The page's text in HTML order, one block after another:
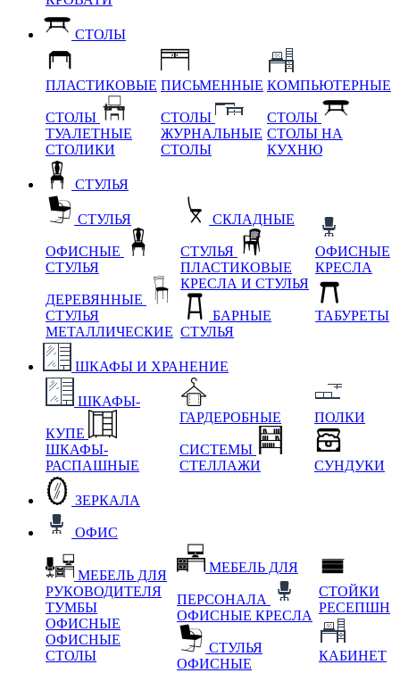
СТОЛЫ
ПЛАСТИКОВЫЕ
СТОЛЫ
ТУАЛЕТНЫЕ
СТОЛИКИ
ПИСЬМЕННЫЕ
СТОЛЫ
ЖУРНАЛЬНЫЕ
СТОЛЫ
КОМПЬЮТЕРНЫЕ
СТОЛЫ
СТОЛЫ НА
КУХНЮ
СТУЛЬЯ
СТУЛЬЯ
ОФИСНЫЕ
СТУЛЬЯ
ДЕРЕВЯННЫЕ
СТУЛЬЯ
МЕТАЛЛИЧЕСКИЕ
СКЛАДНЫЕ
СТУЛЬЯ
ПЛАСТИКОВЫЕ
КРЕСЛА И СТУЛЬЯ
БАРНЫЕ
СТУЛЬЯ
ОФИСНЫЕ
КРЕСЛА
ТАБУРЕТЫ
ШКАФЫ И ХРАНЕНИЕ
ШКАФЫ-
КУПЕ
ШКАФЫ-
РАСПАШНЫЕ
ГАРДЕРОБНЫЕ
СИСТЕМЫ
СТЕЛЛАЖИ
ПОЛКИ
СУНДУКИ
ЗЕРКАЛА
ОФИС
МЕБЕЛЬ ДЛЯ
РУКОВОДИТЕЛЯ
ТУМБЫ
ОФИСНЫЕ
ОФИСНЫЕ
СТОЛЫ
МЕБЕЛЬ ДЛЯ
ПЕРСОНАЛА
ОФИСНЫЕ КРЕСЛА
СТУЛЬЯ
ОФИСНЫЕ
СТОЙКИ
РЕСЕПШН
КАБИНЕТ